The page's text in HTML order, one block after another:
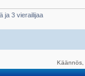
ja 3 vierailijaa